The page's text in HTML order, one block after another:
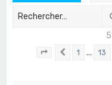
Page 15sur 35
Précédent
1 … 13